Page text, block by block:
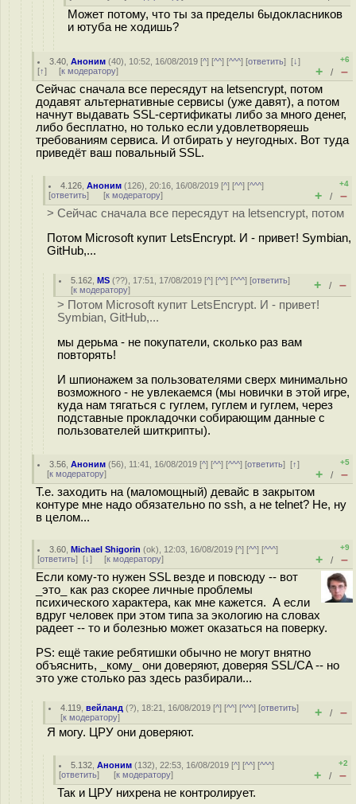
Может потому, что ты за пределы 6ыдoкласников
и ютуба не ходишь?
3.40 ,Аноним (40), 10:52, 16/08/2019 [^] [^^] [^^^] [ответить][↓]
[↑] [к модератору]
+6
+ / –
Сейчас сначала все пересядут на letsencrypt, потом
додавят альтернативные сервисы (уже давят), а потом
начнут выдавать SSL-сертификаты либо за много денег,
либо бесплатно, но только если удовлетворяешь
требованиям сервиса. И отбирать у неугодных. Вот туда
приведёт ваш повальный SSL.
4.126 ,Аноним (126), 20:16, 16/08/2019 [^] [^^] [^^^]
[ответить] [к модератору]
+4
+ / –
> Сейчас сначала все пересядут на letsencrypt, потом
Потом Microsoft купит LetsEncrypt. И - привет! Symbian,
GitHub,...
5.162 ,MS (??), 17:51, 17/08/2019 [^] [^^] [^^^] [ответить]
[к модератору] + / –
> Потом Microsoft купит LetsEncrypt. И - привет!
Symbian, GitHub,...
мы дерьма - не покупатели, сколько раз вам
повторять!
И шпионажем за пользователями сверх минимально
возможного - не увлекаемся (мы новички в этой игре,
куда нам тягаться с гуглем, гуглем и гуглем, через
подставные прокладочки собирающим данные с
пользователей шиткрипты).
3.56 ,Аноним (56), 11:41, 16/08/2019 [^] [^^] [^^^] [ответить][↑]
[к модератору]
+5
+ / –
Т.е. заходить на (маломощный) девайс в закрытом
контуре мне надо обязательно по ssh, а не telnet? Не, ну
в целом...
3.60 ,Michael Shigorin (ok), 12:03, 16/08/2019 [^] [^^] [^^^]
[ответить] [↓] [к модератору]
+9
+ / –
Если кому-то нужен SSL везде и повсюду -- вот
_это_ как раз скорее личные проблемы
психического характера, как мне кажется. А если
вдруг человек при этом типа за экологию на словах
радеет -- то и болезнью может оказаться на поверку.
PS: ещё такие ребятишки обычно не могут внятно
объяснить, _кому_ они доверяют, доверяя SSL/CA -- но
это уже столько раз здесь разбирали...
4.119 ,вейланд (?), 18:21, 16/08/2019 [^] [^^] [^^^] [ответить]
[к модератору] + / –
Я могу. ЦРУ они доверяют.
5.132 ,Аноним (132), 22:53, 16/08/2019 [^] [^^] [^^^]
[ответить] [к модератору]
+2
+ / –
Так и ЦРУ нихрена не контролирует.